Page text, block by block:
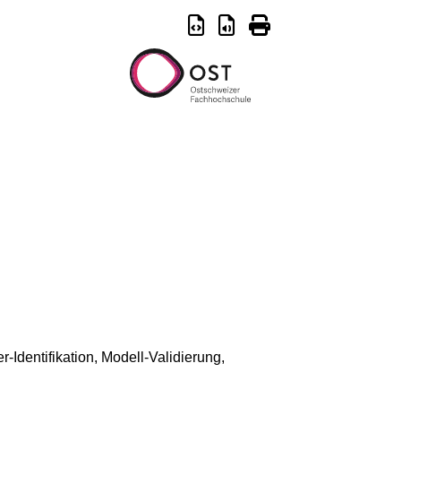
Identifikation, Modell-Validierung,